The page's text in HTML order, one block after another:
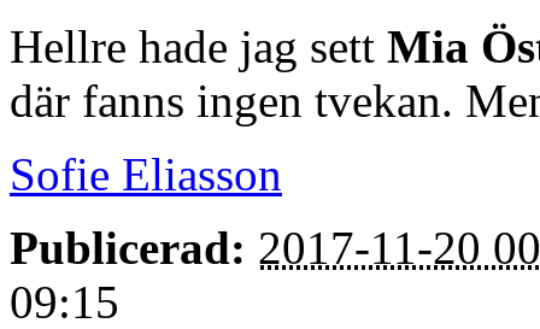
Hellre hade jag sett Mia
där fanns ingen tvekan.
Sofie Eliasson
Publicerad: 2017-11-20
09:15